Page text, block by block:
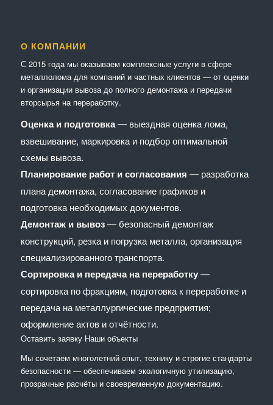
О КОМПАНИИ
С 2015 года мы оказываем комплексные услуги в сфере
металлолома для компаний и частных клиентов — от оценки
и организации вывоза до полного демонтажа и передачи
вторсырья на переработку.
Оценка и подготовка— выездная оценка лома,
взвешивание, маркировка и подбор оптимальной
схемы вывоза.
Планирование работ и согласования — разработка
плана демонтажа, согласование графиков и
подготовка необходимых документов.
Демонтаж и вывоз— безопасный демонтаж
конструкций, резка и погрузка металла, организация
специализированного транспорта.
Сортировка и передача на переработку—
сортировка по фракциям, подготовка к переработке и
передача на металлургические предприятия;
оформление актов и отчётности.
Оставить заявку Наши объекты
Мы сочетaем многолетний опыт, технику и строгие стандарты
безопасности — обеспечиваем экологичную утилизацию,
прозрачные расчёты и своевременную документацию.